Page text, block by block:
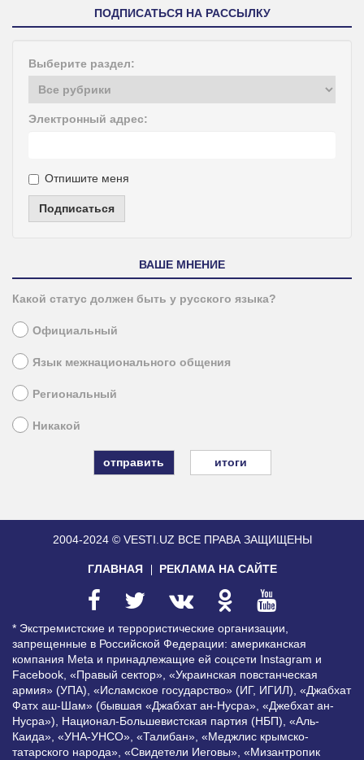
ПОДПИСАТЬСЯ НА РАССЫЛКУ
Выберите раздел:
Электронный адрес:
Отпишите меня
Подписаться
ВАШЕ МНЕНИЕ
Какой статус должен быть у русского языка?
Официальный
Язык межнационального общения
Региональный
Никакой
итоги
2004-2024 © VESTI.UZ ВСЕ ПРАВА ЗАЩИЩЕНЫ
ГЛАВНАЯ РЕКЛАМА НА САЙТЕ
* Экстремистские и террористические организации,
запрещенные в Российской Федерации: американская
компания Meta и принадлежащие ей соцсети Instagram и
Facebook, «Правый сектор», «Украинская повстанческая
армия» (УПА), «Исламское государство» (ИГ, ИГИЛ), «Джабхат
Фатх аш-Шам» (бывшая «Джабхат ан-Нусра», «Джебхат ан-
Нусра»), Национал-Большевистская партия (НБП), «Аль-
Каида», «УНА-УНСО», «Талибан», «Меджлис крымско-
татарского народа», «Свидетели Иеговы», «Мизантропик